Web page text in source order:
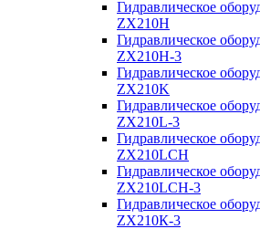
Гидравлическое
ZX210H
Гидравлическое
ZX210H-3
Гидравлическое
ZX210K
Гидравлическое
ZX210L-3
Гидравлическое
ZX210LCH
Гидравлическое
ZX210LCH-3
Гидравлическое
ZX210К-3